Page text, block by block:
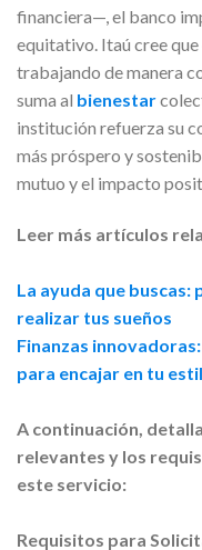
financiera—, el banco
equitativo. Itaú cree
trabajando de manera
suma al bienestar
institución refuerza su
más próspero y
mutuo y el impacto
Leer más artículos
La ayuda que
realizar tus sueños
Finanzas
para encajar en tu
A continuación,
relevantes y los
este servicio:
Requisitos para